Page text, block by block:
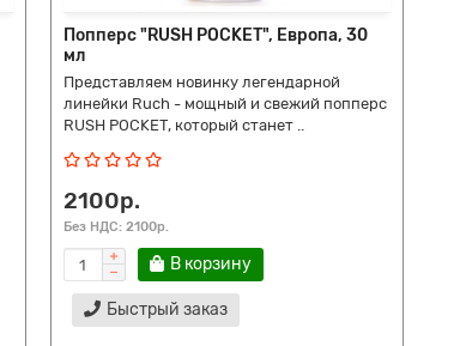
Попперс "RUSH POCKET", Европа, 30
мл
Представляем новинку легендарной
линейки Ruch - мощный и свежий попперс
RUSH POCKET, который станет ..
2100р.
Без НДС: 2100р.
В корзину
Быстрый заказ